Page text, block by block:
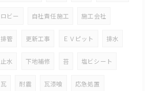
ロビー 自社責任施工 施工会社
排管 更新工事 ＥＶピット 排水
止水 下地補修 苔 塩ビシート
瓦 耐震 瓦漆喰 応急処置